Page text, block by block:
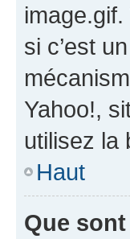
si c’est
Yahoo!,
utilisez la
Haut
Que